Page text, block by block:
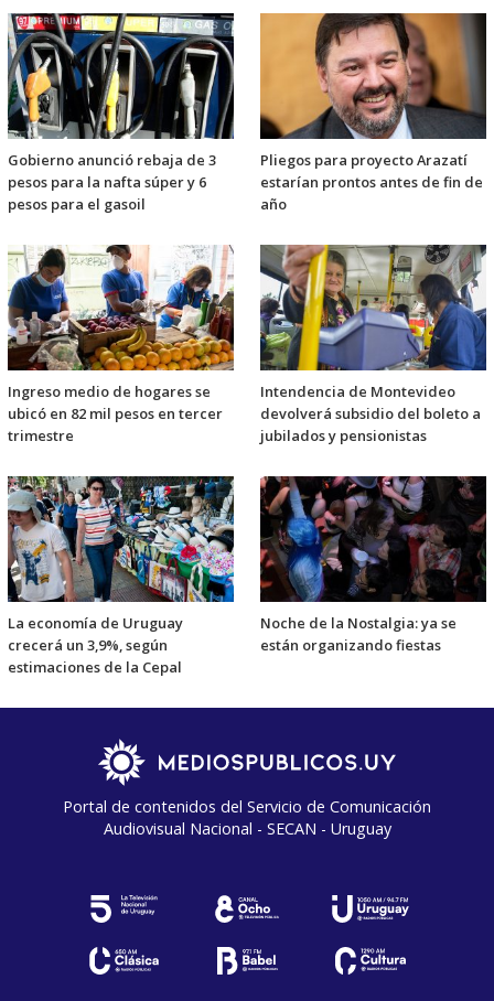
Gobierno anunció rebaja de 3
pesos para la nafta súper y 6
pesos para el gasoil
Pliegos para proyecto Arazatí
estarían prontos antes de fin de
año
Ingreso medio de hogares se
ubicó en 82 mil pesos en tercer
trimestre
Intendencia de Montevideo
devolverá subsidio del boleto a
jubilados y pensionistas
La economía de Uruguay
crecerá un 3,9%, según
estimaciones de la Cepal
Noche de la Nostalgia: ya se
están organizando fiestas
Portal de contenidos del Servicio de Comunicación
Audiovisual Nacional - SECAN - Uruguay